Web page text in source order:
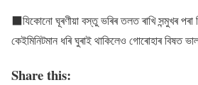
⬛যিকোনো ঘূৰণীয়া বস্তু ভৰিৰ তলত ৰাখি সন্মুখৰ
কেইমিনিটমান ধৰি ঘুৰাই থাকিলেও গোৰোহাৰ বিষত
Share this: